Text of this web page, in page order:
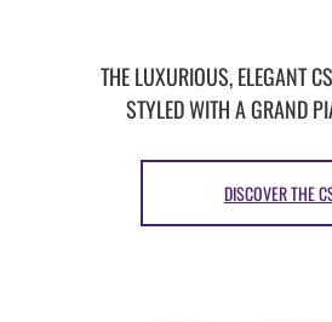
THE LUXURIOUS, ELEGANT
STYLED WITH A GRAND
DISCOVER THE